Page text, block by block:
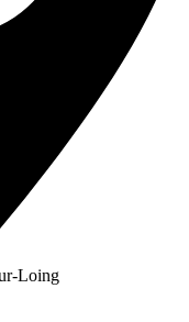
Loing